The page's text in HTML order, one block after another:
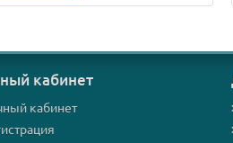
кабинет
кабинет